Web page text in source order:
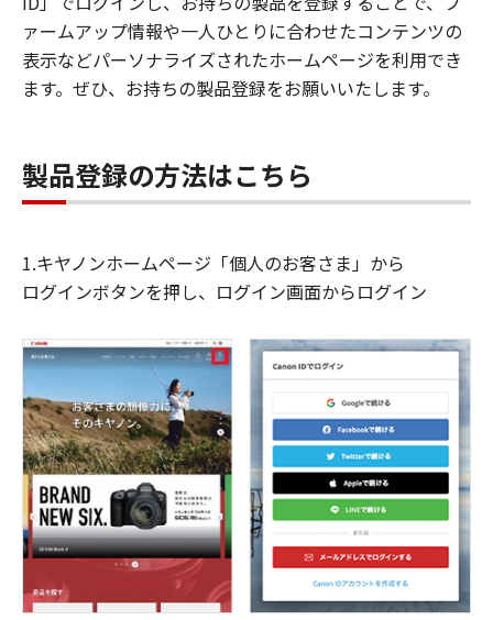
ァームアップ情報や一人ひとりに合わせたコンテンツの
表示などパーソナライズされたホームページを利用でき
ます。ぜひ、お持ちの製品登録をお願いいたします。
製品登録の方法はこちら
1.キヤノンホームページ「個人のお客さま」から
ログインボタンを押し、ログイン画面からログイン